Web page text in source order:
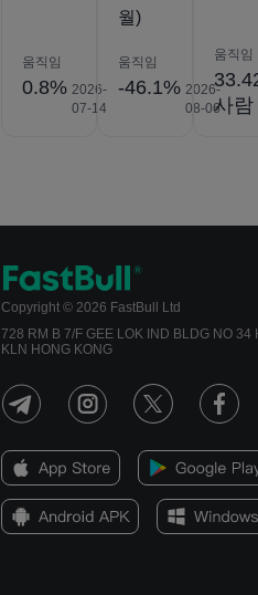
움직임
0.8% 2026-
07-14
월)
움직임
-46.1% 2026-
08-06
움직임
사람
Copyright © 2026 FastBull Ltd
728 RM B 7/F GEE LOK IND BLDG NO 34
KLN HONG KONG